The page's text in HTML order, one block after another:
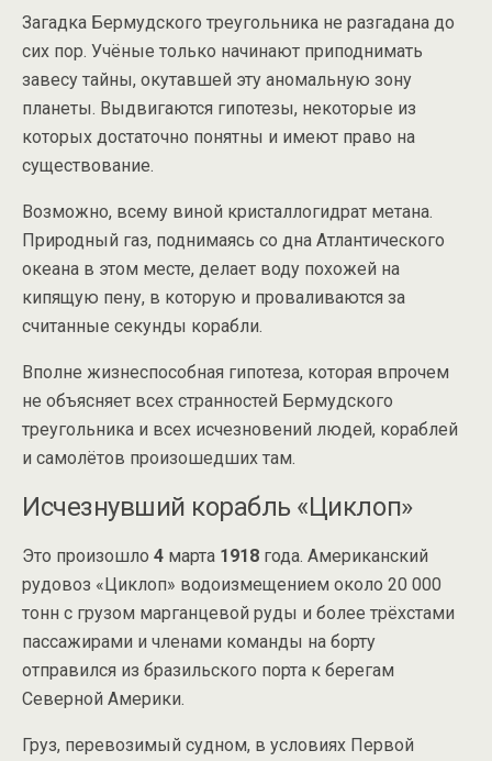
Загадка Бермудского треугольника не разгадана до
сих пор. Учёные только начинают приподнимать
завесу тайны, окутавшей эту аномальную зону
планеты. Выдвигаются гипотезы, некоторые из
которых достаточно понятны и имеют право на
существование.
Возможно, всему виной кристаллогидрат метана.
Природный газ, поднимаясь со дна Атлантического
океана в этом месте, делает воду похожей на
кипящую пену, в которую и проваливаются за
считанные секунды корабли.
Вполне жизнеспособная гипотеза, которая впрочем
не объясняет всех странностей Бермудского
треугольника и всех исчезновений людей, кораблей
и самолётов произошедших там.
Исчезнувший корабль «Циклоп»
Это произошло 4 марта 1918 года. Американский
рудовоз «Циклоп» водоизмещением около 20 000
тонн с грузом марганцевой руды и более трёхстами
пассажирами и членами команды на борту
отправился из бразильского порта к берегам
Северной Америки.
Груз, перевозимый судном, в условиях Первой